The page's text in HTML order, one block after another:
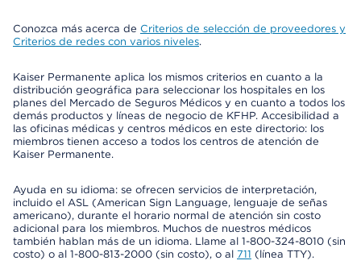
Conozca más acerca de Criterios de selección de proveedores y
Criterios de redes con varios niveles.
Kaiser Permanente aplica los mismos criterios en cuanto a la
distribución geográfica para seleccionar los hospitales en los
planes del Mercado de Seguros Médicos y en cuanto a todos los
demás productos y líneas de negocio de KFHP. Accesibilidad a
las oficinas médicas y centros médicos en este directorio: los
miembros tienen acceso a todos los centros de atención de
Kaiser Permanente.
Ayuda en su idioma: se ofrecen servicios de interpretación,
incluido el ASL (American Sign Language, lenguaje de señas
americano), durante el horario normal de atención sin costo
adicional para los miembros. Muchos de nuestros médicos
también hablan más de un idioma. Llame al 1-800-324-8010 (sin
costo) o al 1-800-813-2000 (sin costo), o al 711 (línea TTY).